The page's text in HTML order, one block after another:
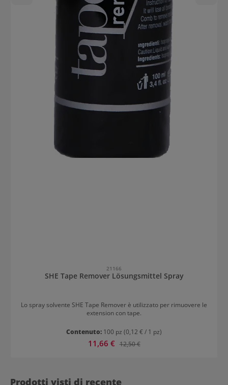
21166
SHE Tape Remover Lösungsmittel Spray
Lo spray solvente SHE Tape Remover è utilizzato per rimuovere le
extension con tape.
Contenuto: 100 pz (0,12 € / 1 pz)
Prezzo di vendita:
11,66 € Prezzo normale:
12,50 €
Prodotti visti di recente